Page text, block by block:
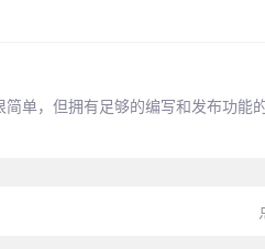
单，但拥有足够的编写和发布功